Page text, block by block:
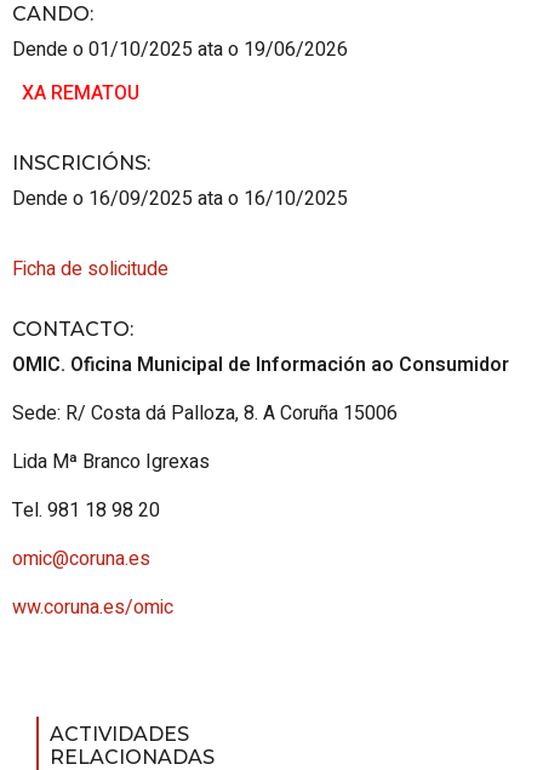
CANDO:
Dende o 01/10/2025 ata o 19/06/2026
XA REMATOU
INSCRICIÓNS:
Dende o 16/09/2025 ata o 16/10/2025
Ficha de solicitude
CONTACTO:
OMIC. Oficina Municipal de Información ao Consumidor
Sede: R/ Costa dá Palloza, 8. A Coruña 15006
Lida Mª Branco Igrexas
Tel. 981 18 98 20
omic@coruna.es
ww.coruna.es/omic
ACTIVIDADES
RELACIONADAS